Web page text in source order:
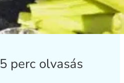
5 perc olvasás